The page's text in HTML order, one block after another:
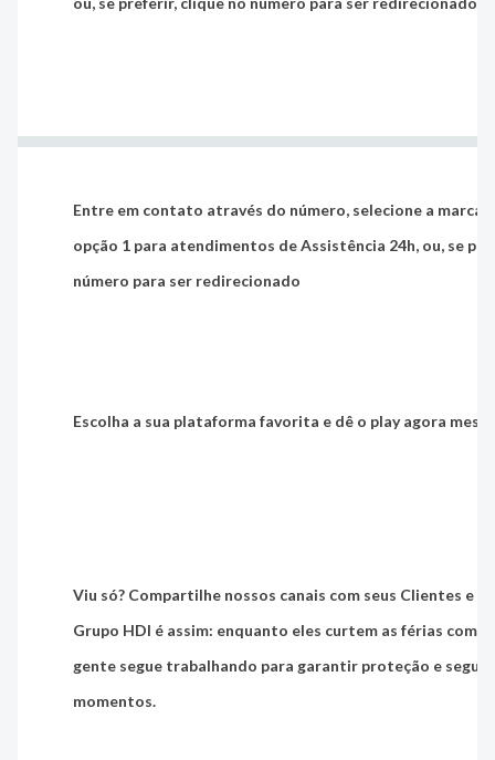
Entre em contato através do número, selecione a marca
opção 1 para atendimentos de Assistência 24h, ou, se
número para ser redirecionado
Escolha a sua plataforma favorita e dê o play agora
Viu só? Compartilhe nossos canais com seus Clientes e
Grupo HDI é assim: enquanto eles curtem as férias com
gente segue trabalhando para garantir proteção e
momentos.